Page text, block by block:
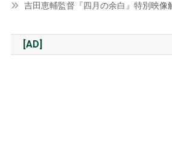
吉田恵輔監督『四月の余白』特別映像
[AD]